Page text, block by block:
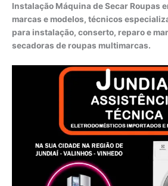
Instalação Máquina de Secar Roupas
marcas e modelos, técnicos
para instalação, conserto, reparo e
secadoras de roupas multimarcas.